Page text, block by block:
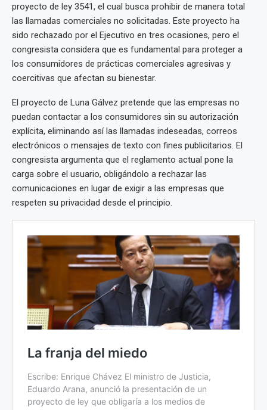
proyecto de ley 3541, el cual busca prohibir de manera total
las llamadas comerciales no solicitadas. Este proyecto ha
sido rechazado por el Ejecutivo en tres ocasiones, pero el
congresista considera que es fundamental para proteger a
los consumidores de prácticas comerciales agresivas y
coercitivas que afectan su bienestar.
El proyecto de Luna Gálvez pretende que las empresas no
puedan contactar a los consumidores sin su autorización
explícita, eliminando así las llamadas indeseadas, correos
electrónicos o mensajes de texto con fines publicitarios. El
congresista argumenta que el reglamento actual pone la
carga sobre el usuario, obligándolo a rechazar las
comunicaciones en lugar de exigir a las empresas que
respeten su privacidad desde el principio.